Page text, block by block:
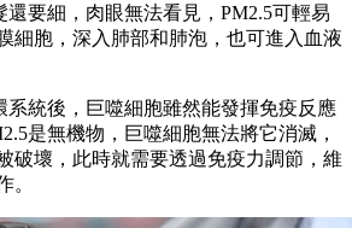
還要細，肉眼無法看見，PM2.5可輕易
細胞，深入肺部和肺泡，也可進入血液
系統後，巨噬細胞雖然能發揮免疫反應
是無機物，巨噬細胞無法將它消滅，
破壞，此時就需要透過免疫力調節，維
。